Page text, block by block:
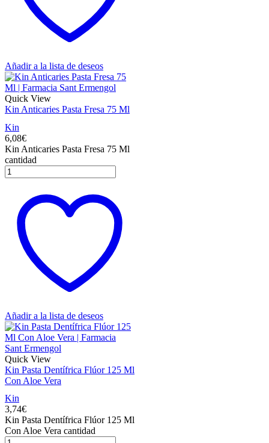
Añadir a la lista de deseos
Quick View
Kin Anticaries Pasta Fresa 75 Ml
Kin
6,08€
Kin Anticaries Pasta Fresa 75 Ml
cantidad
Añadir a la lista de deseos
Quick View
Kin Pasta Dentífrica Flúor 125 Ml
Con Aloe Vera
Kin
3,74€
Kin Pasta Dentífrica Flúor 125 Ml
Con Aloe Vera cantidad